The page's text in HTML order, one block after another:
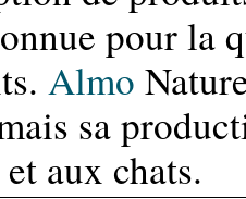
pour la
Almo
sa
aux chats.